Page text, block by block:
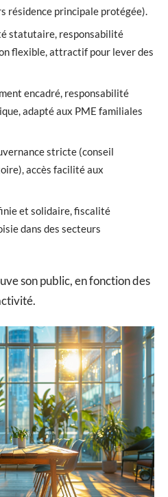
résidence principale protégée).
statutaire, responsabilité
flexible, attractif pour lever des
encadré, responsabilité
adapté aux PME familiales
stricte (conseil
accès facilité aux
et solidaire, fiscalité
dans des secteurs
son public, en fonction des